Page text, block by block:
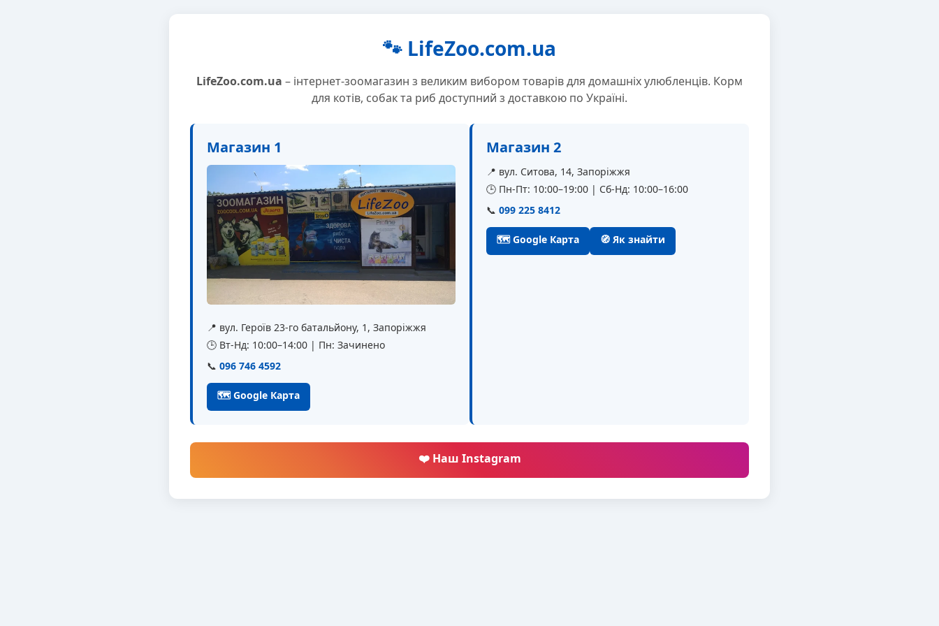
🐾 LifeZoo.com.ua
LifeZoo.com.ua – інтернет-зоомагазин з великим вибором товарів для домашніх улюбленців. Корм
для котів, собак та риб доступний з доставкою по Україні.
Магазин 1
📍 вул. Героїв 23-го батальйону, 1, Запоріжжя
🕒 Вт-Нд: 10:00–14:00 | Пн: Зачинено
📞 096 746 4592
🗺 Google Карта
Магазин 2
📍 вул. Ситова, 14, Запоріжжя
🕒 Пн-Пт: 10:00–19:00 | Сб-Нд: 10:00–16:00
📞 099 225 8412
🗺 Google Карта 🧭 Як знайти
❤️ Наш Instagram